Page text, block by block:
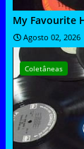
My Favourite
Agosto 02, 2026
Coletâneas